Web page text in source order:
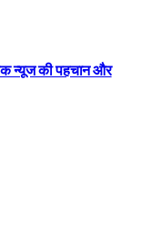
फेक न्यूज की पहचान और